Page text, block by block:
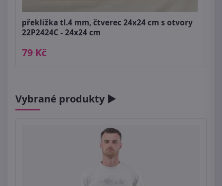
překližka tl.4 mm, čtverec 24x24 cm s otvory
22P2424C - 24x24 cm
79 Kč
Vybrané produkty ►